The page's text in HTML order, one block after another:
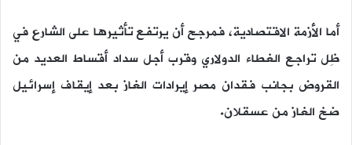
أما الأزمة الاقتصادية، فمرجح أن يرتفع تأثيرها على الشارع في
ظِل تراجع الغطاء الدولاري وقرب أجل سداد أقساط العديد من
القروض بجانب فقدان مصر إيرادات الغاز بعد إيقاف إسرائيل
ضخ الغاز من عسقلان.